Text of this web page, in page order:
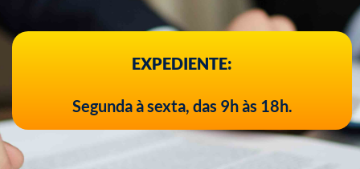
EXPEDIENTE:
Segunda à sexta, das 9h às 18h.